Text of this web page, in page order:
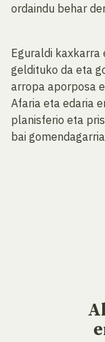
ordaindu behar
Eguraldi kaxkarra
geldituko da eta
arropa aporposa
Afaria eta edaria
planisferio eta
bai